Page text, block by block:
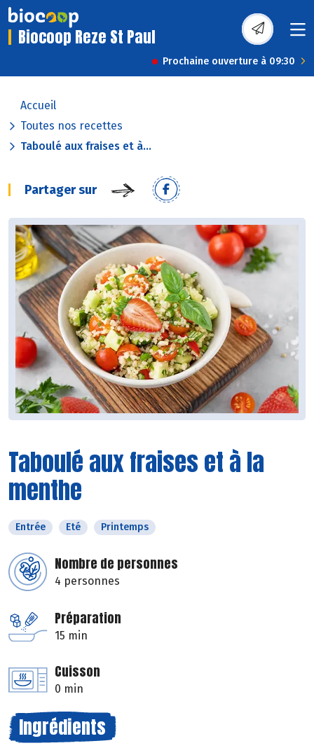
Biocoop Reze St Paul
Prochaine ouverture à 09:30
Accueil
Toutes nos recettes
Taboulé aux fraises et à...
Partager sur
Taboulé aux fraises et à la
menthe
Entrée Eté Printemps
Nombre de personnes
4 personnes
Préparation
15 min
Cuisson
0 min
Ingrédients